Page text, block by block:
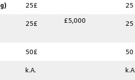
25£ 25
25£ £5,000 25
50£ 50
k.A.